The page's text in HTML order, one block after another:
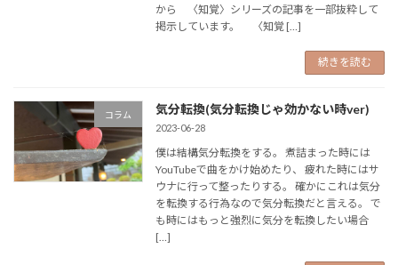
から 〈知覚〉シリーズの記事を一部抜粋して
掲示しています。 〈知覚 […]
続きを読む
コラム 気分転換(気分転換じゃ効かない時ver)
2023-06-28
僕は結構気分転換をする。 煮詰まった時には
YouTubeで曲をかけ始めたり、 疲れた時にはサ
ウナに行って整ったりする。 確かにこれは気分
を転換する行為なので気分転換だと言える。 で
も時にはもっと強烈に気分を転換したい場合
[…]